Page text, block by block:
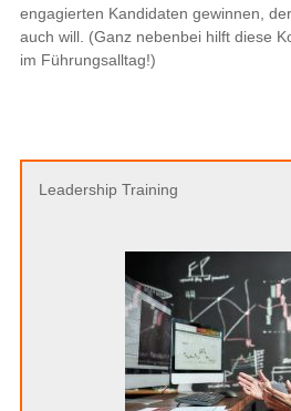
engagierten Kandidaten gewinnen,
auch will. (Ganz nebenbei hilft diese
im Führungsalltag!)
Leadership Training